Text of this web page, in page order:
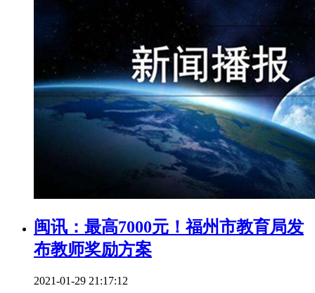
闽讯：最高7000元！福州市教育局发
布教师奖励方案
2021-01-29 21:17:12